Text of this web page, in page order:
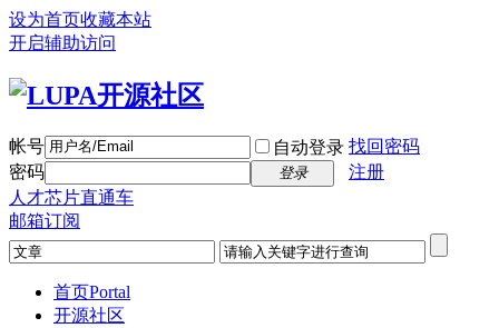
设为首页收藏本站
开启辅助访问
帐号 自动登录 找回密码
密码
登录
注册
人才芯片直通车
邮箱订阅
首页Portal
开源社区